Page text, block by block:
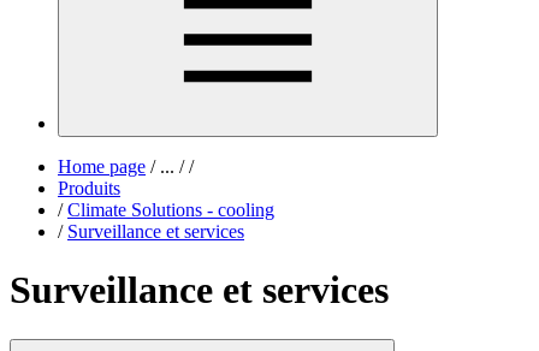
Home page /... / /
Produits
/ Climate Solutions - cooling
/ Surveillance et services
Surveillance et services